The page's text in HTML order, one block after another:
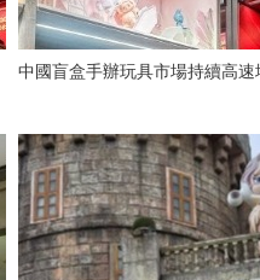
中國盲盒手辦玩具市場持續高速